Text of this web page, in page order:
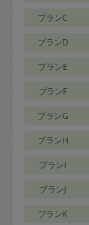
プランC
プランD
プランE
プランF
プランG
プランH
プランI
プランJ
プランK